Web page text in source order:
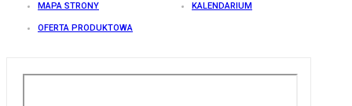
MAPA STRONY KALENDARIUM
OFERTA PRODUKTOWA